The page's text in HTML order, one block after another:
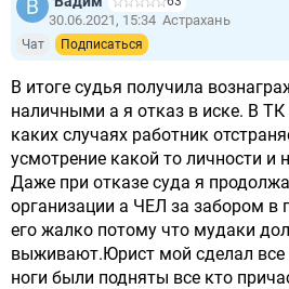
30.06.2021, 15:34 Астрахань
Чат Подписаться
В итоге судья получила
наличными а я отказ в иске. В
каких случаях работник
усмотрение какой то личности и
Даже при отказе суда я
организации а ЧЕЛ за забором в
его жалко потому что мудаки
выживают.Юрист мой сделал все
ноги были подняты все кто